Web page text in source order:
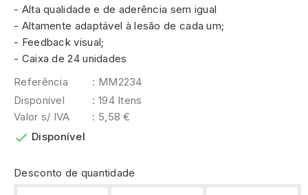
- Alta qualidade e de aderência sem igual
- Altamente adaptável à lesão de cada um;
- Feedback visual;
- Caixa de 24 unidades
Referência
: MM2234
Disponível
: 194 Itens
Valor s/ IVA
: 5,58 €
 Disponível
Desconto de quantidade